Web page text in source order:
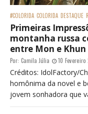
#COLORIDA COLORIDA DESTAQUE
Primeiras
montanha russa
entre Mon e Khun
Por: Camila Júlia 10 Fevereiro
Créditos: IdolFactory/
homônima da novel e
jovem sonhadora que